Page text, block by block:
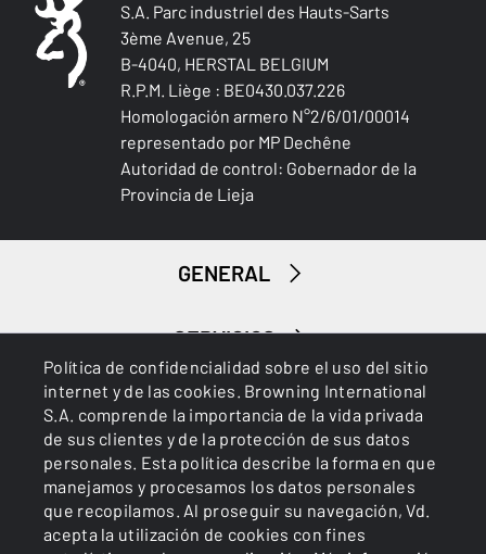
Política de confidencialidad sobre el uso del sitio
internet y de las cookies. Browning International
S.A. comprende la importancia de la vida privada
de sus clientes y de la protección de sus datos
personales. Esta política describe la forma en que
manejamos y procesamos los datos personales
que recopilamos. Al proseguir su navegación, Vd.
acepta la utilización de cookies con fines
S.A. Parc industriel des Hauts-Sarts
3ème Avenue, 25
B-4040, HERSTAL BELGIUM
R.P.M. Liège : BE0430.037.226
Homologación armero N°2/6/01/00014
representado por MP Dechêne
Autoridad de control: Gobernador de la
Provincia de Lieja
GENERAL
SERVICIOS
Cookies Política de privacidad